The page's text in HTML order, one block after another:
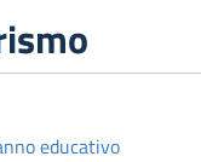
educativo